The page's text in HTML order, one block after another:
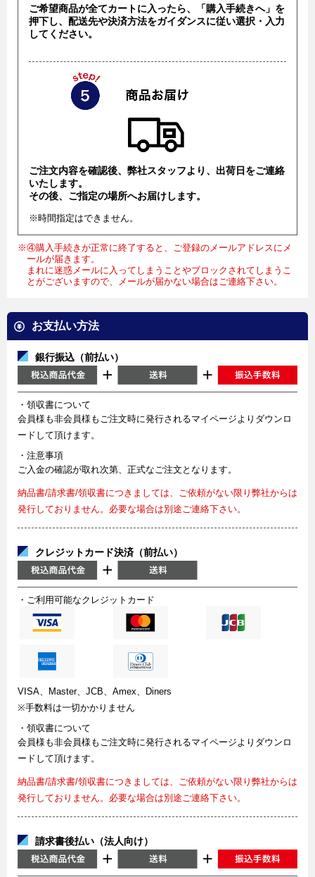
ご希望商品が全てカートに入ったら、「購入手続きへ」を
押下し、配送先や決済方法をガイダンスに従い選択・入力
してください。
ご注文内容を確認後、弊社スタッフより、出荷日をご連絡
いたします。
その後、ご指定の場所へお届けします。
※時間指定はできません。
※④購入手続きが正常に終了すると、ご登録のメールアドレスにメ
ールが届きます。
まれに迷惑メールに入ってしまうことやブロックされてしまうこ
とがございますので、メールが届かない場合はご連絡下さい。
お支払い方法
銀行振込（前払い）
・領収書について
会員様も非会員様もご注文時に発行されるマイページよりダウンロ
ードして頂けます。
・注意事項
ご入金の確認が取れ次第、正式なご注文となります。
納品書/請求書/領収書につきましては、ご依頼がない限り弊社からは
発行しておりません。必要な場合は別途ご連絡下さい。
クレジットカード決済（前払い）
・ご利用可能なクレジットカード
VISA、Master、JCB、Amex、Diners
※手数料は一切かかりません
・領収書について
会員様も非会員様もご注文時に発行されるマイページよりダウンロ
ードして頂けます。
納品書/請求書/領収書につきましては、ご依頼がない限り弊社からは
発行しておりません。必要な場合は別途ご連絡下さい。
請求書後払い（法人向け）